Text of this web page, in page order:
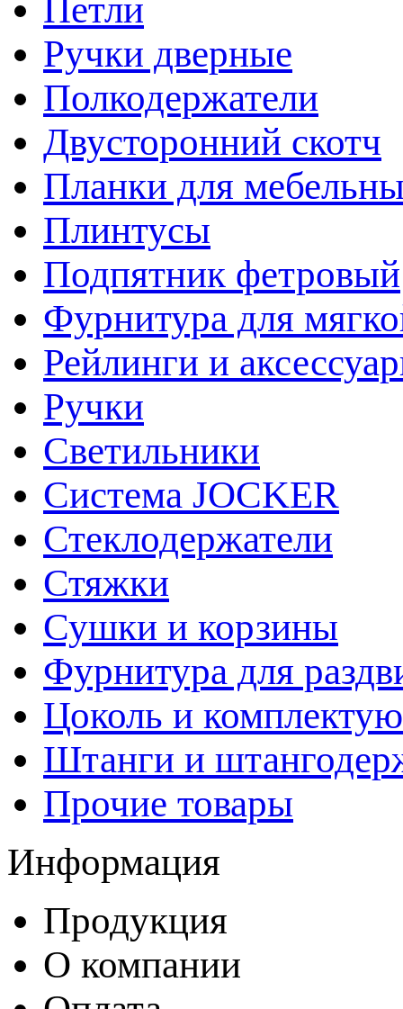
Петли
Ручки дверные
Полкодержатели
Двусторонний скотч
Планки для
Плинтусы
Подпятник фетровый
Фурнитура для
Рейлинги и
Ручки
Светильники
Система JOCKER
Стеклодержатели
Стяжки
Сушки и корзины
Фурнитура для
Цоколь и
Штанги и
Прочие товары
Информация
Продукция
О компании